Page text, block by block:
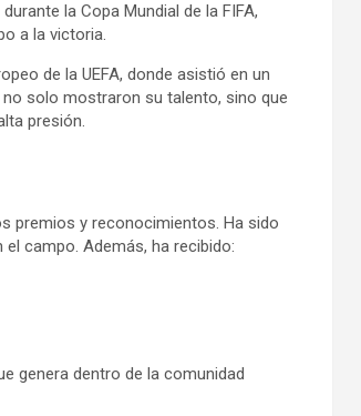
la Copa Mundial de la FIFA,
a la victoria.
de la UEFA, donde asistió en un
solo mostraron su talento, sino que
presión.
premios y reconocimientos. Ha sido
campo. Además, ha recibido:
genera dentro de la comunidad